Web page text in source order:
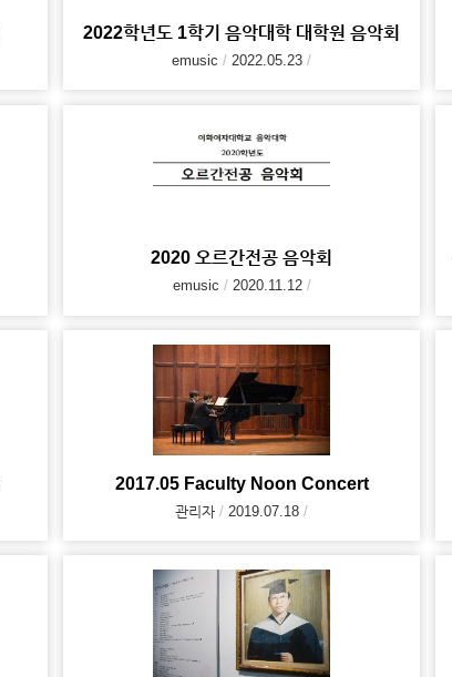
2022학년도 1학기 음악대학 대학원 음악회
emusic 2022.05.23
2020 오르간전공 음악회
emusic 2020.11.12
2017.05 Faculty Noon Concert
관리자 2019.07.18